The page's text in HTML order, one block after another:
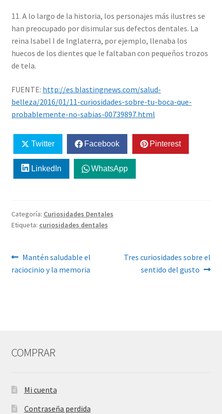
11. A lo largo de la historia, los personajes más ilustres se
han preocupado por disimular sus defectos dentales. La
reina Isabel I de Inglaterra, por ejemplo, llenaba los
huecos de los dientes que le faltaban con pequeños trozos
de tela.
FUENTE: http://es.blastingnews.com/salud-
belleza/2016/01/11-curiosidades-sobre-tu-boca-que-
probablemente-no-sabias-00739897.html
Twitter Facebook Pinterest
LinkedIn WhatsApp
Categoría: Curiosidades Dentales
Etiqueta: curiosidades dentales
Navegación
de
Anterior:
Mantén saludable el
raciocinio y la memoria
Siguiente:
Tres curiosidades sobre el
sentido del gusto
COMPRAR
Mi cuenta
Contraseña perdida